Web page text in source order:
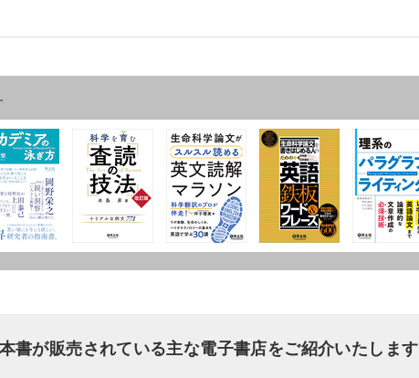
本書が販売されている主な電子書店をご紹介いたします